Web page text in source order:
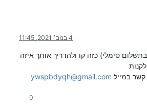
4 בנוב׳ 2021, 11:45
סימלי) כזה קו ולהדריך אותך איזה
קשר במייל ywspbdyqh@gmail.com
0